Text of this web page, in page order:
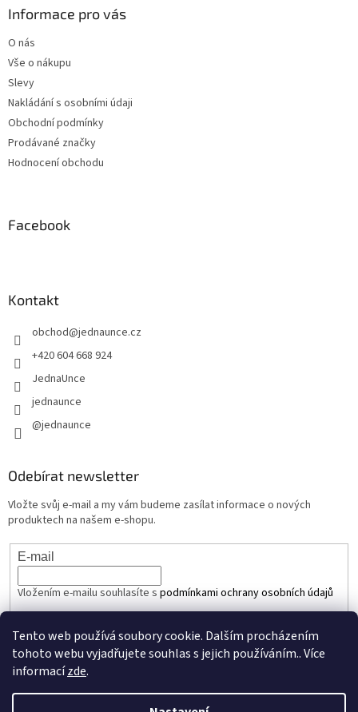
Tento web používá soubory cookie. Dalším procházením
tohoto webu vyjadřujete souhlas s jejich používáním.. Více
informacízde.
Informace pro vás
O nás
Vše o nákupu
Slevy
Nakládání s osobními údaji
Obchodní podmínky
Prodávané značky
Hodnocení obchodu
Facebook
Kontakt
obchod@jednaunce.cz
+420 604 668 924
JednaUnce
jednaunce
@jednaunce
Odebírat newsletter
Vložte svůj e-mail a my vám budeme zasílat informace o nových
produktech na našem e-shopu.
E-mail
Vložením e-mailu souhlasíte s podmínkami ochrany osobních údajů
PŘIHLÁSIT SE